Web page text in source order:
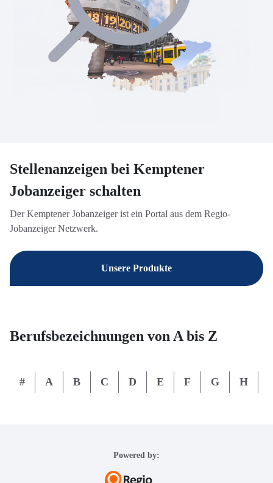
Stellenanzeigen bei Kemptener
Jobanzeiger schalten
Der Kemptener Jobanzeiger ist ein Portal aus dem Regio-
Jobanzeiger Netzwerk.
Unsere Produkte
Berufsbezeichnungen von A bis Z
# A B C D E F G H
Powered by: